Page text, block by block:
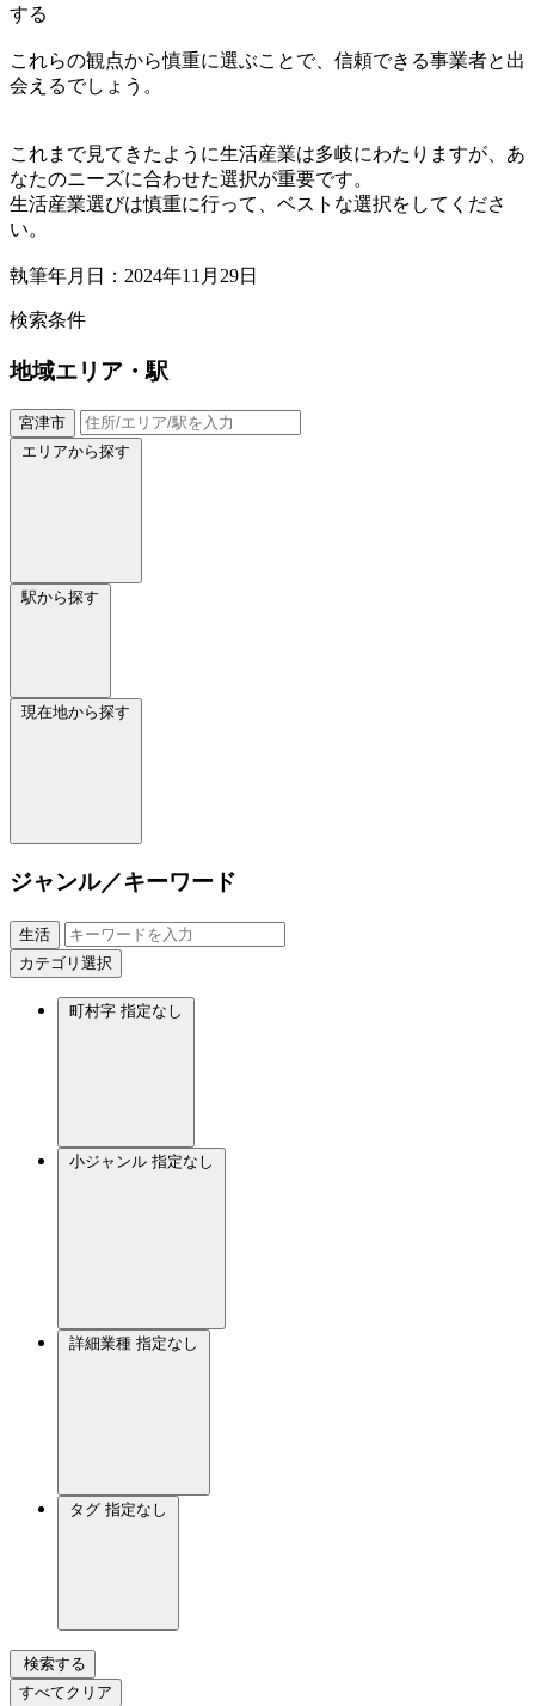
する
これらの観点から慎重に選ぶことで、信頼できる事業者と出
会えるでしょう。
これまで見てきたように生活産業は多岐にわたりますが、あ
なたのニーズに合わせた選択が重要です。
生活産業選びは慎重に行って、ベストな選択をしてくださ
い。
執筆年月日：2024年11月29日
検索条件
地域エリア・駅
宮津市
エリアから探す
駅から探す
現在地から探す
ジャンル／キーワード
生活
カテゴリ選択
町村字 指定なし
小ジャンル 指定なし
詳細業種 指定なし
タグ 指定なし
検索する
すべてクリア